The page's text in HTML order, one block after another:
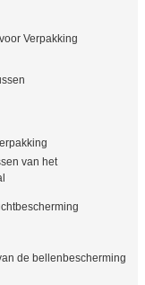
Verpakking
van het
de bellenbescherming